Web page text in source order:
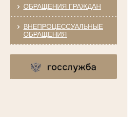
ОБРАЩЕНИЯ ГРАЖДАН
ВНЕПРОЦЕССУАЛЬНЫЕ
ОБРАЩЕНИЯ